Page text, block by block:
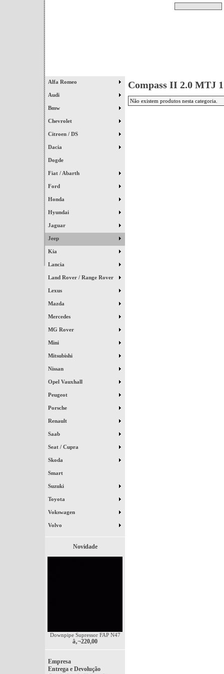
Alfa Romeo
Audi
Bmw
Chevrolet
Citroen / DS
Dacia
Dogde
Fiat / Abarth
Ford
Honda
Hyundai
Jaguar
Jeep
Kia
Lancia
Land Rover / Range Rover
Lexus
Mazda
Mercedes
MG Rover
Mini
Mitsubishi
Nissan
Opel Vauxhall
Peugeot
Porsche
Renault
Saab
Seat / Cupra
Skoda
Smart
Suzuki
Toyota
Vokswagen
Volvo
Novidade
Downpipe Supressor FAP N47
â‚¬220,00
Empresa
Entrega e Devolução
Compass II 2.0 MTJ
Não existem produtos nesta categoria.